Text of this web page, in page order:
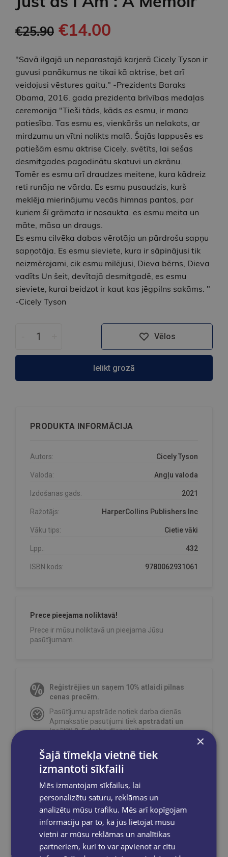
€25.90 €14.00
"Savā ilgajā un neparastajā karjerā Cicely Tyson ir
guvusi panākumus ne tikai kā aktrise, bet arī
veidojusi vēstures gaitu." -Prezidents Baraks
Obama, 2016. gada prezidenta brīvības medaļas
ceremonija "Tieši tāds, kāds es esmu, ir mana
patiesība. Tas esmu es, vienkāršs un nelakots, ar
mirdzumu un vītni nolikts malā. Šajās lappusēs es
patiešām esmu aktrise Cicely. svētīts, lai sešas
desmitgades pagodinātu skatuvi un ekrānu.
Tomēr es esmu arī draudzes meitene, kura kādreiz
reti runāja ne vārda. Es esmu pusaudzis, kurš
meklēja mierinājumu vecās himnas pantos, par
kuriem šī grāmata ir nosaukta. es esmu meita un
māte, māsa un draugs.
Es esmu cilvēka dabas vērotāja un pārdrošu sapņu
sapņotāja. Es esmu sieviete, kura ir sāpinājusi tik
neizmērojami, cik esmu mīlējusi, Dieva bērns, Dieva
vadīts Un šeit, devītajā desmitgadē, es esmu
sieviete, kurai beidzot ir kaut kas jēgpilns sakāms. "
-Cicely Tyson
Vēlos
Ielikt grozā
PRODUKTA INFORMĀCIJA
Autors: Cicely Tyson
Valoda: Angļu valoda
Izdošanas gads: 2021
Ražotājs: HarperCollins Publishers Inc
Vāku tips: Cietie vāki
Lpp.: 432
ISBN kods: 9780062931061
Prece pieejama noliktavā!
Prece ir mūsu noliktavā un pieejama Jūsu
pasūtījumam.
Reģistrējies un saņem 10% atlaidi pilnas
cenas precēm.
Pasūtījumu apstrāde notiek darba dienās.
Apmaksātie pasūtījumi tiek apstrādāti un
izsūtīti 2-5 darba dienu laikā.
pakomātiem Latvijāpasūtījumiem no €40.00.
Bezmaksas piegāde jebkurā GLOBUSS
pasūtījums būs gatavs saņemšanai, saņemsi
e-pastu un/ vai SMS.
Dalies sociālajos tīklos:
×
Šajā tīmekļa vietnē tiek
izmantoti sīkfaili
Mēs izmantojam sīkfailus, lai
personalizētu saturu, reklāmas un
analizētu mūsu trafiku. Mēs arī kopīgojam
informāciju par to, kā jūs lietojat mūsu
vietni ar mūsu reklāmas un analītikas
partneriem, kuri to var apvienot ar citu